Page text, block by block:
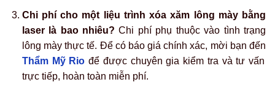
Chi phí cho một liệu trình xóa xăm lông mày bằng
laser là bao nhiêu? Chi phí phụ thuộc vào tình trạng
lông mày thực tế. Để có báo giá chính xác, mời bạn đến
Thẩm Mỹ Rio để được chuyên gia kiểm tra và tư vấn
trực tiếp, hoàn toàn miễn phí.